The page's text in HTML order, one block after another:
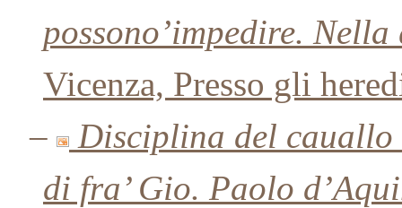
possono’impedire.
Vicenza, Presso gli
–
Disciplina del
di fra’ Gio. Paolo